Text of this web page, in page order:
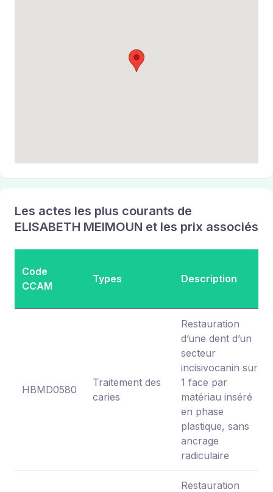
Les actes les plus courants de
ELISABETH MEIMOUN et les prix associés
Code
CCAM
Types Description
HBMD0580
Traitement des
caries
Restauration
d’une dent d’un
secteur
incisivocanin sur
1 face par
matériau inséré
en phase
plastique, sans
ancrage
radiculaire
Restauration